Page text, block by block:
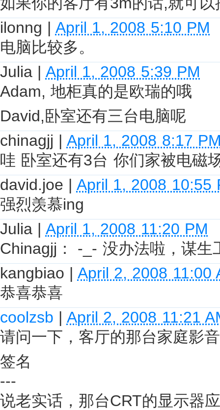
ilonng | April 1, 2008 5:10 PM
电脑比较多。
Julia | April 1, 2008 5:39 PM
Adam, 地柜真的是欧瑞的哦
David,卧室还有三台电脑呢
chinagjj | April 1, 2008 8:17
哇 卧室还有3台 你们家被电磁
david.joe | April 1, 2008 10:55
强烈羡慕ing
Julia | April 1, 2008 11:20 PM
Chinagjj： -_- 没办法啦，谋生
kangbiao | April 2, 2008 11:00
恭喜恭喜
coolzsb | April 2, 2008 11:21
请问一下，客厅的那台家庭影
签名
---
说老实话，那台CRT的显示器